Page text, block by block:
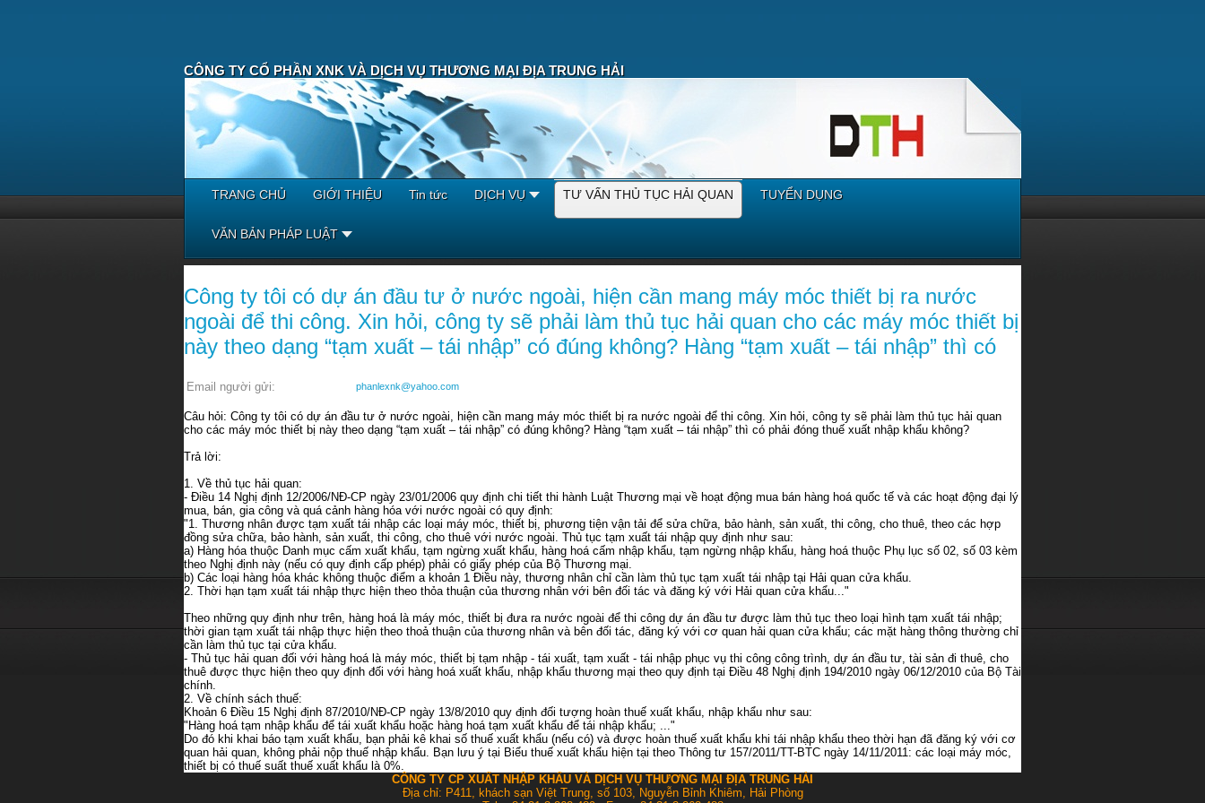
CÔNG TY CỔ PHẦN XNK VÀ DỊCH VỤ THƯƠNG MẠI ĐỊA TRUNG HẢI
TRANG CHỦ GIỚI THIỆU Tin tức DỊCH VỤ TƯ VẤN THỦ TỤC HẢI QUAN TUYỂN DỤNG
VĂN BẢN PHÁP LUẬT
Công ty tôi có dự án đầu tư ở nước ngoài, hiện cần mang máy móc thiết bị ra nước
ngoài để thi công. Xin hỏi, công ty sẽ phải làm thủ tục hải quan cho các máy móc thiết bị
này theo dạng “tạm xuất – tái nhập” có đúng không? Hàng “tạm xuất – tái nhập” thì có
Email người gửi: phanlexnk@yahoo.com
Câu hỏi: Công ty tôi có dự án đầu tư ở nước ngoài, hiện cần mang máy móc thiết bị ra nước ngoài để thi công. Xin hỏi, công ty sẽ phải làm thủ tục hải quan
cho các máy móc thiết bị này theo dạng “tạm xuất – tái nhập” có đúng không? Hàng “tạm xuất – tái nhập” thì có phải đóng thuế xuất nhập khẩu không?
Trả lời:
1. Về thủ tục hải quan:
- Điều 14 Nghị định 12/2006/NĐ-CP ngày 23/01/2006 quy định chi tiết thi hành Luật Thương mại về hoạt động mua bán hàng hoá quốc tế và các hoạt động đại lý
mua, bán, gia công và quá cảnh hàng hóa với nước ngoài có quy định:
"1. Thương nhân được tạm xuất tái nhập các loại máy móc, thiết bị, phương tiện vận tải để sửa chữa, bảo hành, sản xuất, thi công, cho thuê, theo các hợp
đồng sửa chữa, bảo hành, sản xuất, thi công, cho thuê với nước ngoài. Thủ tục tạm xuất tái nhập quy định như sau:
a) Hàng hóa thuộc Danh mục cấm xuất khẩu, tạm ngừng xuất khẩu, hàng hoá cấm nhập khẩu, tạm ngừng nhập khẩu, hàng hoá thuộc Phụ lục số 02, số 03 kèm
theo Nghị định này (nếu có quy định cấp phép) phải có giấy phép của Bộ Thương mại.
b) Các loại hàng hóa khác không thuộc điểm a khoản 1 Điều này, thương nhân chỉ cần làm thủ tục tạm xuất tái nhập tại Hải quan cửa khẩu.
2. Thời hạn tạm xuất tái nhập thực hiện theo thỏa thuận của thương nhân với bên đối tác và đăng ký với Hải quan cửa khẩu..."
Theo những quy định như trên, hàng hoá là máy móc, thiết bị đưa ra nước ngoài để thi công dự án đầu tư được làm thủ tục theo loại hình tạm xuất tái nhập;
thời gian tạm xuất tái nhập thực hiện theo thoả thuận của thương nhân và bên đối tác, đăng ký với cơ quan hải quan cửa khẩu; các mặt hàng thông thường chỉ
cần làm thủ tục tại cửa khẩu.
- Thủ tục hải quan đối với hàng hoá là máy móc, thiết bị tạm nhập - tái xuất, tạm xuất - tái nhập phục vụ thi công công trình, dự án đầu tư, tài sản đi thuê, cho
thuê được thực hiện theo quy định đối với hàng hoá xuất khẩu, nhập khẩu thương mại theo quy định tại Điều 48 Nghị định 194/2010 ngày 06/12/2010 của Bộ Tài
chính.
2. Về chính sách thuế:
Khoản 6 Điều 15 Nghị định 87/2010/NĐ-CP ngày 13/8/2010 quy định đối tượng hoàn thuế xuất khẩu, nhập khẩu như sau:
"Hàng hoá tạm nhập khẩu để tái xuất khẩu hoặc hàng hoá tạm xuất khẩu để tái nhập khẩu; ..."
Do đó khi khai báo tạm xuất khẩu, bạn phải kê khai số thuế xuất khẩu (nếu có) và được hoàn thuế xuất khẩu khi tái nhập khẩu theo thời hạn đã đăng ký với cơ
quan hải quan, không phải nộp thuế nhập khẩu. Bạn lưu ý tại Biểu thuế xuất khẩu hiện tại theo Thông tư 157/2011/TT-BTC ngày 14/11/2011: các loại máy móc,
thiết bị có thuế suất thuế xuất khẩu là 0%.
CÔNG TY CP XUẤT NHẬP KHẨU VÀ DỊCH VỤ THƯƠNG MẠI ĐỊA TRUNG HẢI
Địa chỉ: P411, khách sạn Việt Trung, số 103, Nguyễn Bỉnh Khiêm, Hải Phòng